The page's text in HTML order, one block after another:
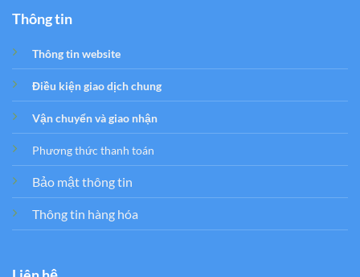
Thông tin
Thông tin website
Điều kiện giao dịch chung
Vận chuyển và giao nhận
Phương thức thanh toán
Bảo mật thông tin
Thông tin hàng hóa